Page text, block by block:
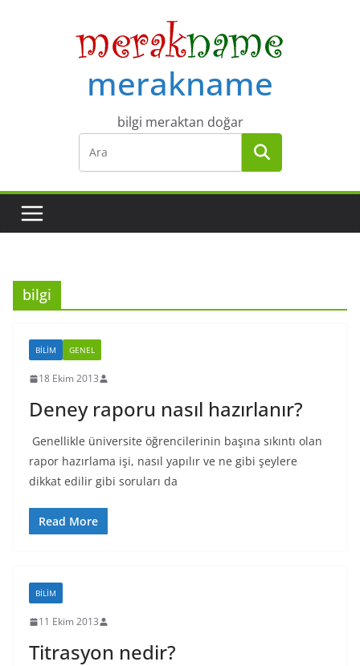
merakname
bilgi meraktan doğar
bilgi
BILIM GENEL
18 Ekim 2013
Deney raporu nasıl hazırlanır?
Genellikle üniversite öğrencilerinin başına sıkıntı olan
rapor hazırlama işi, nasıl yapılır ve ne gibi şeylere
dikkat edilir gibi soruları da
Read More
BILIM
11 Ekim 2013
Titrasyon nedir?